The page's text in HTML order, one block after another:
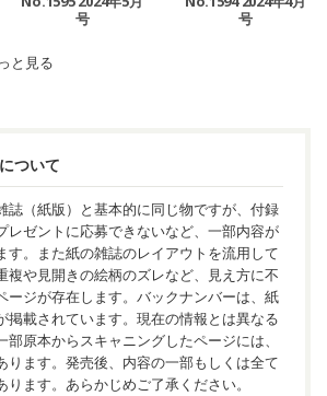
号
号
と見る
ついて
誌（紙版）と基本的に同じ物ですが、付録
レゼントに応募できないなど、一部内容が
す。また紙の雑誌のレイアウトを流用して
複や見開きの絵柄のズレなど、見え方に不
ージが存在します。バックナンバーは、紙
掲載されています。現在の情報とは異なる
原本からスキャニングしたページには、
ります。発売後、内容の一部もしくは全て
ります。あらかじめご了承ください。